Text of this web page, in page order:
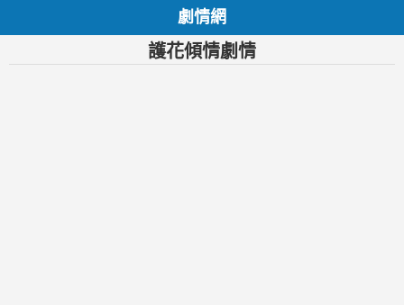
劇情網
護花傾情劇情